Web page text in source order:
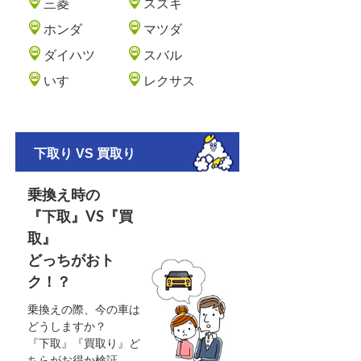
ホンダ
マツダ
ダイハツ
スバル
いすゞ
レクサス
下取り VS 買取り
乗換え時の
『下取』VS『買
取』
どっちがおト
ク！？
乗換えの際、今の車は
どうしますか？
『下取』『買取り』ど